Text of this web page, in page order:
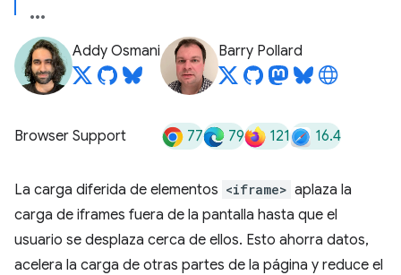
Addy Osmani Barry Pollard
Browser Support 77 79 121 16.4
La carga diferida de elementos <iframe> aplaza la
carga de iframes fuera de la pantalla hasta que el
usuario se desplaza cerca de ellos. Esto ahorra datos,
acelera la carga de otras partes de la página y reduce el